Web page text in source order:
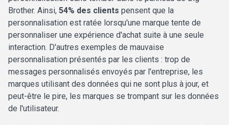
Brother. Ainsi, 54% des clients pensent que la
personnalisation est ratée lorsqu'une marque tente de
personnaliser une expérience d'achat suite à une seule
interaction. D'autres exemples de mauvaise
personnalisation présentés par les clients : trop de
messages personnalisés envoyés par l'entreprise, les
marques utilisant des données qui ne sont plus à jour, et
peut-être le pire, les marques se trompant sur les données
de l'utilisateur.